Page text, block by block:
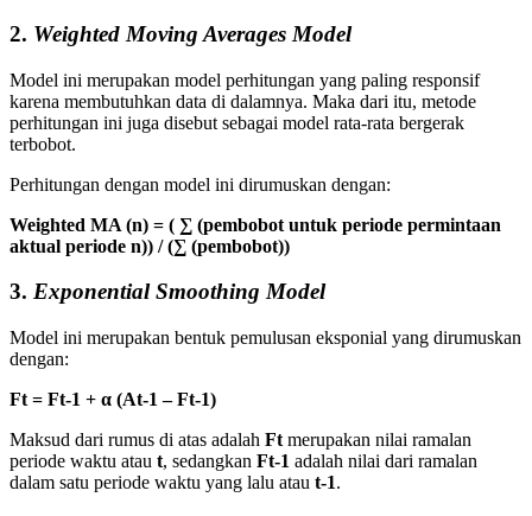
2. Weighted Moving Averages Model
Model ini merupakan model perhitungan yang paling responsif
karena membutuhkan data di dalamnya. Maka dari itu, metode
perhitungan ini juga disebut sebagai model rata-rata bergerak
terbobot.
Perhitungan dengan model ini dirumuskan dengan:
Weighted MA (n) = ( ∑ (pembobot untuk periode permintaan
aktual periode n)) / (∑ (pembobot))
3. Exponential Smoothing Model
Model ini merupakan bentuk pemulusan eksponial yang dirumuskan
dengan:
Ft = Ft-1 + α (At-1 – Ft-1)
Maksud dari rumus di atas adalah Ft merupakan nilai ramalan
periode waktu atau t, sedangkan Ft-1 adalah nilai dari ramalan
dalam satu periode waktu yang lalu atau t-1.